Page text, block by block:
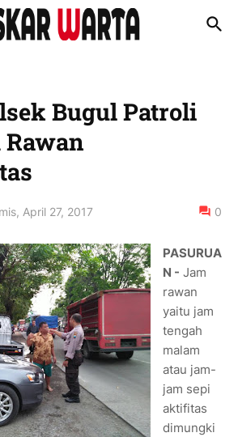
Bugul Patroli
Rawan
April 27, 2017 0
PASURUA
N - Jam
rawan
yaitu jam
tengah
malam
atau jam-
jam sepi
aktifitas
dimungki